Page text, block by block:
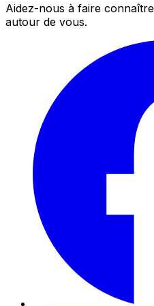
Aidez-nous à faire
autour de vous.